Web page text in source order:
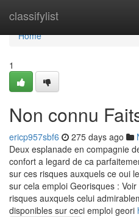
classifylist
Home
Home
1
Non connu
ericp957sbf6 275 days ago
Deux esplanade en compagnie
confort a legard de ca
sur ces risques auxquels ce oui
sur cela emploi Georisques :
risques auxquels celui
disponibles sur ceci emploi geori